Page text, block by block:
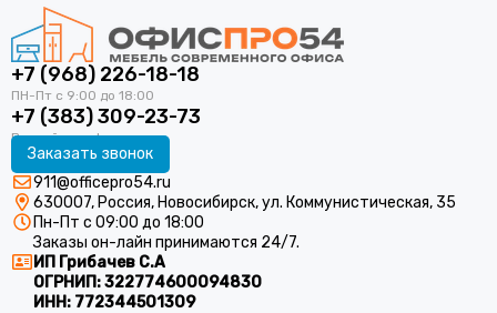
+7 (968) 226-18-18
+7 (383) 309-23-73
Заказать звонок
911@officepro54.ru
630007, Россия, Новосибирск, ул. Коммунистическая, 35
Пн-Пт с 09:00 до 18:00
Заказы он-лайн принимаются 24/7.
ИП Грибачев С.А
ОГРНИП:322774600094830
ИНН: 772344501309